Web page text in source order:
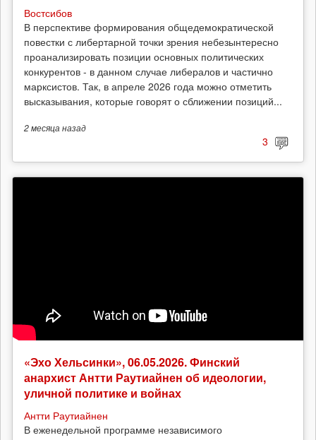
Востсибов
В перспективе формирования общедемократической
повестки с либертарной точки зрения небезынтересно
проанализировать позиции основных политических
конкурентов - в данном случае либералов и частично
марксистов. Так, в апреле 2026 года можно отметить
высказывания, которые говорят о сближении позиций...
2 месяцаназад
3
«Эхо Хельсинки», 06.05.2026. Финский
анархист Антти Раутиайнен об идеологии,
уличной политике и войнах
Антти Раутиайнен
В еженедельной программе независимого